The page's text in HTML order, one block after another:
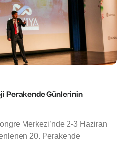
Perakende Günlerinin
Merkezi’nde 2-3 Haziran
20. Perakende